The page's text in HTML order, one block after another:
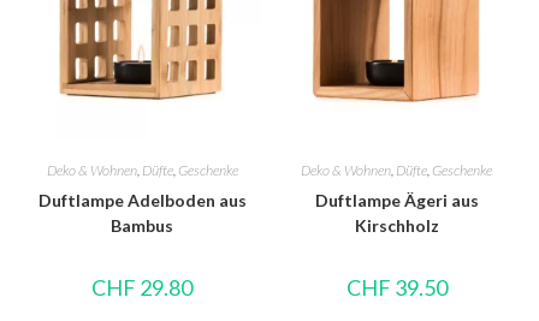
Deko & Wohnen, Düfte, Geschenke
Duftlampe Adelboden aus
Bambus
CHF 29.80
Deko & Wohnen, Düfte, Geschenke
Duftlampe Ägeri aus
Kirschholz
CHF 39.50